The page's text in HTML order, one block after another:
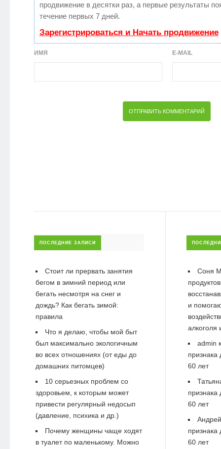
продвижение в десятки раз, а первые результаты
течение первых 7 дней.
Зарегистрироваться и Начать продвижение
ИМЯ E-MAIL
ПОСЛЕДНИЕ ЗАПИСИ
Стоит ли прервать занятия
бегом в зимний период или
бегать несмотря на снег и
дождь? Как бегать зимой:
правила
Что я делаю, чтобы мой быт
был максимально экологичным
во всех отношениях (от еды до
домашних питомцев)
10 серьезных проблем со
здоровьем, к которым может
привести регулярный недосып
(давление, психика и др.)
Почему женщины чаще ходят
в туалет по маленькому. Можно
Соня
и
алкоголя
admin
60 лет
60 лет
Андрей
60 лет